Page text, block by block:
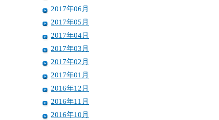
2017年06月
2017年05月
2017年04月
2017年03月
2017年02月
2017年01月
2016年12月
2016年11月
2016年10月